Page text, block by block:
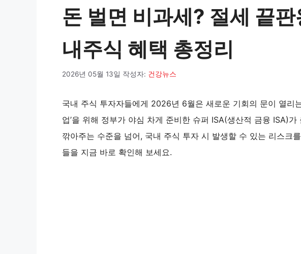
돈 벌면 비과세? 절세 끝
내주식 혜택 총정리
2026년 05월 13일 작성자: 건강뉴스
국내 주식 투자자들에게 2026년 6월은 새로운 기회의 문이 열리
업’을 위해 정부가 야심 차게 준비한 슈퍼 ISA(생산적 금융 ISA)
깎아주는 수준을 넘어, 국내 주식 투자 시 발생할 수 있는 리스크
들을 지금 바로 확인해 보세요.